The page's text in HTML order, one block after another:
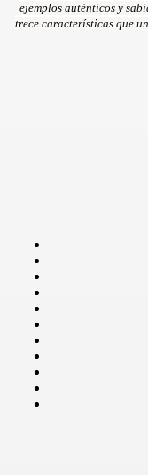
ejemplos auténticos y
trece características que